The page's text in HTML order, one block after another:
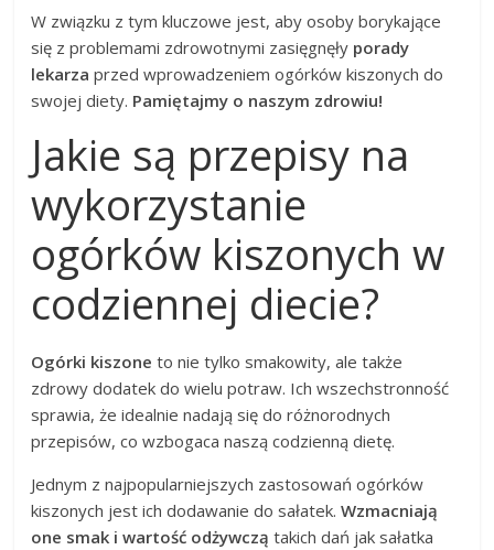
W związku z tym kluczowe jest, aby osoby borykające
się z problemami zdrowotnymi zasięgnęły porady
lekarza przed wprowadzeniem ogórków kiszonych do
swojej diety. Pamiętajmy o naszym zdrowiu!
Jakie są przepisy na
wykorzystanie
ogórków kiszonych w
codziennej diecie?
Ogórki kiszone to nie tylko smakowity, ale także
zdrowy dodatek do wielu potraw. Ich wszechstronność
sprawia, że idealnie nadają się do różnorodnych
przepisów, co wzbogaca naszą codzienną dietę.
Jednym z najpopularniejszych zastosowań ogórków
kiszonych jest ich dodawanie do sałatek.Wzmacniają
one smak i wartość odżywczą takich dań jak sałatka